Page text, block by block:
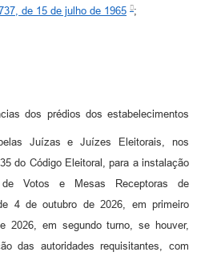
de 15 de julho de 1965 ;
dos prédios dos estabelecimentos
Juízas e Juízes Eleitorais, nos
do Código Eleitoral, para a instalação
Votos e Mesas Receptoras de
4 de outubro de 2026, em primeiro
2026, em segundo turno, se houver,
das autoridades requisitantes, com